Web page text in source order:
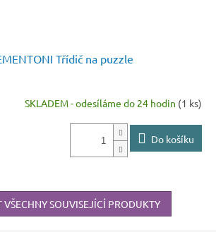
Třídič na puzzle
SKLADEM - odesíláme do 24 hodin (1 ks)
Do košíku
VŠECHNY SOUVISEJÍCÍ PRODUKTY